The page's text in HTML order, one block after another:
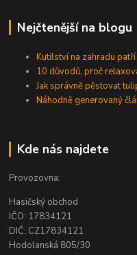
Nejčtenější na blogu
Kutilství na zahradu patří
10 důvodů, proč
Jak správně pěstovat
Náhodně generovaný
Kde nás najdete
Provozovna:
Hasičský obchod
IČO: 17834121
DIČ: CZ17834121
Hodolanská 805/30